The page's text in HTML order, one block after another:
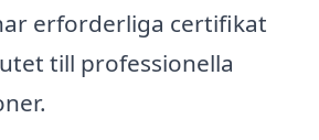
erforderliga certifikat
till professionella